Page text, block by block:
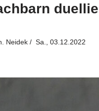
Sa., 03.12.2022